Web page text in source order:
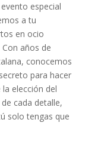
especial
a tu
en ocio
años de
conocemos
para hacer
elección del
cada detalle,
solo tengas que